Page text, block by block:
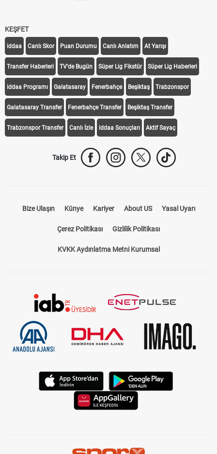
KEŞFET
iddaa Canlı Skor Puan Durumu Canlı Anlatım At Yarışı
Transfer Haberleri TV'de Bugün Süper Lig Fikstür Süper Lig Haberleri
iddaa Programı Galatasaray Fenerbahçe Beşiktaş Trabzonspor
Galatasaray Transfer Fenerbahçe Transfer Beşiktaş Transfer
Trabzonspor Transfer Canlı İzle iddaa Sonuçları Aktif Sayaç
Takip Et
Bize Ulaşın Künye Kariyer About US Yasal Uyarı
Çerez Politikası Gizlilik Politikası
KVKK Aydınlatma Metni Kurumsal